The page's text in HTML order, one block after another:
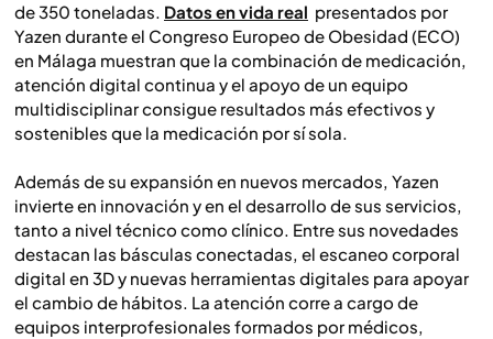
de 350 toneladas. Datos en vida real presentados por
Yazen durante el Congreso Europeo de Obesidad (ECO)
en Málaga muestran que la combinación de medicación,
atención digital continua y el apoyo de un equipo
multidisciplinar consigue resultados más efectivos y
sostenibles que la medicación por sí sola.
Además de su expansión en nuevos mercados, Yazen
invierte en innovación y en el desarrollo de sus servicios,
tanto a nivel técnico como clínico. Entre sus novedades
destacan las básculas conectadas, el escaneo corporal
digital en 3D y nuevas herramientas digitales para apoyar
el cambio de hábitos. La atención corre a cargo de
equipos interprofesionales formados por médicos,